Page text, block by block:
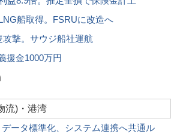
LNG船取得。FSRUに改造へ
攻撃。サウジ船社運航
援金1000万円
流)・港湾
データ標準化、システム連携へ共通ル